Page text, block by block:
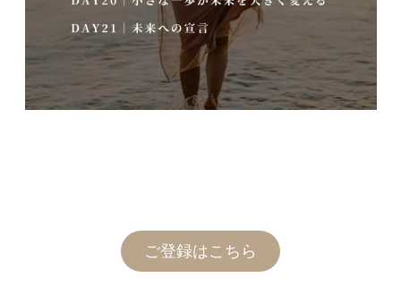
ご登録はこちら